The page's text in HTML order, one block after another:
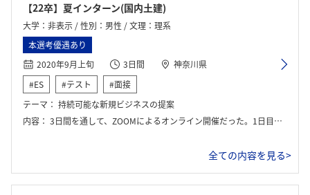
【22卒】夏インターン(国内土建)
大学：非表示 / 性別：男性 / 文理：理系
本選考優遇あり
2020年9月上旬
3日間
神奈川県
#ES
#テスト
#面接
テーマ： 持続可能な新規ビジネスの提案
内容： 3日間を通して、ZOOMによるオンライン開催だった。1日目は、まず全学生に対して人事による企業説明が行われた。その後、専門分野ごとにわかれて、いろいろな部署の社員の方から業務内容などの説明や質疑応答を行った。最後にグループワーク課題が出題された。2日目も、同様に専門分野ごとにわかれて各部署から説明をうけ、質疑応答を行った。3日目午前は、グループワーク課題の発表を行った。午後には結果発表があり、1位のチームには景品があった。その後、全学生に対し経営層による講演が行われた。最後に、座談会と称して1、2日目にお話しした社員の方々のなかから自分の専攻に近い社員と1対1でラフな雰囲気でお話をした。また、グループワークに取り組む時間は与えられておらず、1日目、2日目のプログラム終了後に学生同士でZOOMを使って課題に取り組んだ。
全ての内容を見る>